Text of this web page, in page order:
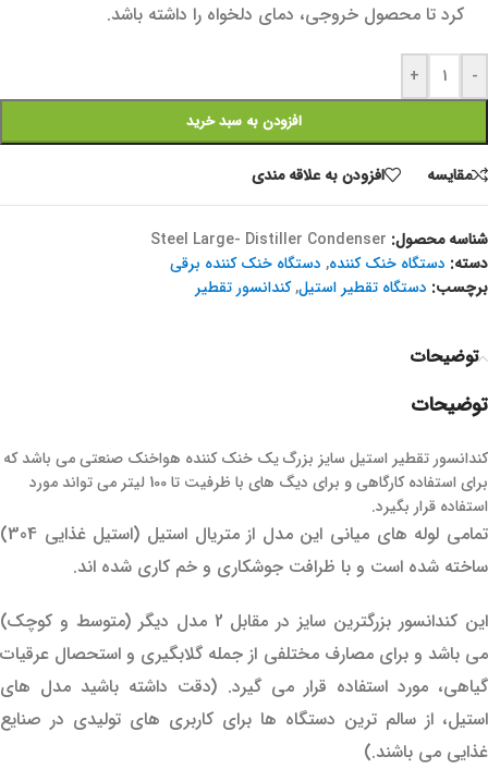
کرد تا محصول خروجی، دمای دلخواه را داشته باشد.
-
+
افزودن به سبد خرید
مقايسه افزودن به علاقه مندی
شناسه محصول: Steel Large- Distiller Condenser
دسته: دستگاه خنک کننده, دستگاه خنک کننده برقی
برچسب: دستگاه تقطیر استیل,کندانسور تقطیر
توضیحات
توضیحات
کندانسور تقطیر استیل سایز بزرگ یک خنک کننده هواخنک صنعتی می باشد که
برای استفاده کارگاهی و برای دیگ های با ظرفیت تا 100 لیتر می تواند مورد
استفاده قرار بگیرد.
تمامی لوله های میانی این مدل از متریال استیل (استیل غذایی 304)
ساخته شده است و با ظرافت جوشکاری و خم کاری شده اند.
این کندانسور بزرگترین سایز در مقابل 2 مدل دیگر (متوسط و کوچک)
می باشد و برای مصارف مختلفی از جمله گلابگیری و استحصال عرقیات
گیاهی، مورد استفاده قرار می گیرد. (دقت داشته باشید مدل های
استیل، از سالم ترین دستگاه ها برای کاربری های تولیدی در صنایع
غذایی می باشند.)